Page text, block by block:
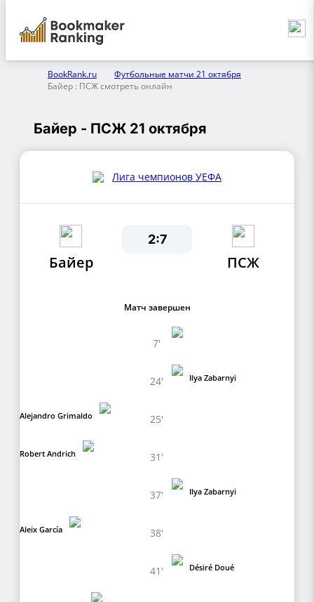
BookRank.ru
Футбольные матчи 21 октября
Байер : ПСЖ смотреть онлайн
Байер - ПСЖ 21 октября
Лига чемпионов УЕФА
Байер
2:7
ПСЖ
Матч завершен
7'
24' Ilya Zabarnyi
Alejandro Grimaldo 25'
Robert Andrich 31'
37' Ilya Zabarnyi
Aleix García 38'
41' Désiré Doué